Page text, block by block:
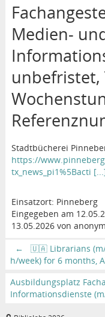
Medien-
unbefristet,
Stadtbücherei
https://
tx_news_pi1%5Bacti
Einsatzort: Pinneberg
Eingegeben am
13.05.2026 von anonym.
←
🇺🇦 Librarians
h/week) for 6 months,
Ausbildungsplatz
Informationsdienste